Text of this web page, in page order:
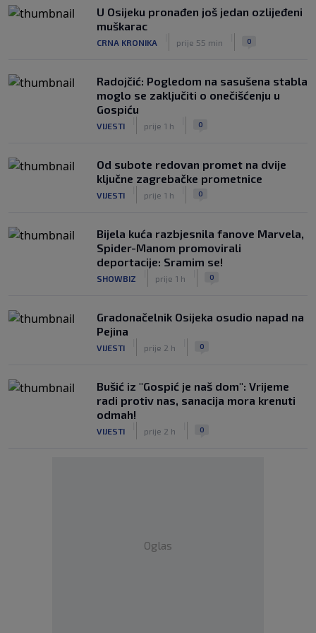
U Osijeku pronađen još jedan ozlijeđeni
muškarac
CRNA KRONIKA prije 55 min 0
Radojčić: Pogledom na sasušena stabla
moglo se zaključiti o onečišćenju u
Gospiću
VIJESTI prije 1 h 0
Od subote redovan promet na dvije
ključne zagrebačke prometnice
VIJESTI prije 1 h 0
Bijela kuća razbjesnila fanove Marvela,
Spider-Manom promovirali
deportacije: Sramim se!
SHOWBIZ prije 1 h 0
Gradonačelnik Osijeka osudio napad na
Pejina
VIJESTI prije 2 h 0
Bušić iz "Gospić je naš dom": Vrijeme
radi protiv nas, sanacija mora krenuti
odmah!
VIJESTI prije 2 h 0
Oglas